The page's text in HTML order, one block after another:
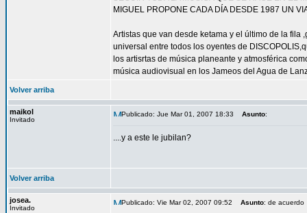
MIGUEL PROPONE CADA DÍA DESDE 1987 UN
Artistas que van desde ketama y el último de la
universal entre todos los oyentes de
los artisrtas de música planeante y atmosférica
música audiovisual en los Jameos del Agua de
Volver arriba
maikol
Invitado
Publicado: Jue Mar 01, 2007 18:33 Asunto:
....y a este le jubilan?
Volver arriba
josea.
Invitado
Publicado: Vie Mar 02, 2007 09:52 Asunto: de acuerdo